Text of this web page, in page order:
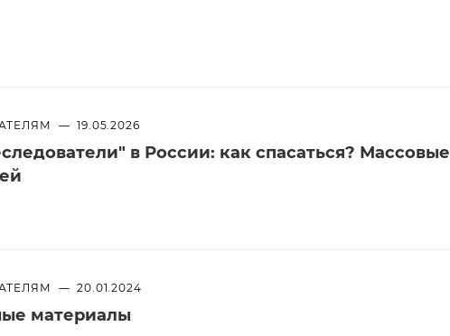
— 19.05.2026
в России: как спасаться? Массовые
— 20.01.2024
материалы